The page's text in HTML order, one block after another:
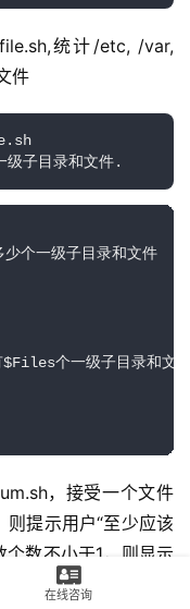
统计/etc, /var,
件
子目录和文件.
个一级子目录和文件
个一级子目录和文
，接受一个文件
提示用户“至少应该
数不小于1，则显示
在线咨询